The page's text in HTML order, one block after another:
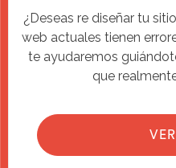
¿Deseas re diseñar tu
web actuales tienen
te ayudaremos
que